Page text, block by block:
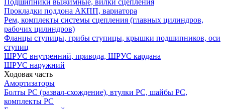
Подшипники выжимные, вилки сцепления
Прокладки поддона АКПП, вариатора
Рем, комплекты системы сцепления (главных цилиндров,
рабочих цилиндров)
Фланцы ступицы, грибы ступицы, крышки подшипников, оси
ступиц
ШРУС внутренний, привода, ШРУС кардана
ШРУС наружний
Ходовая часть
Амортизаторы
Болты РС (развал-схождение), втулки РС, шайбы РС,
комплекты РС